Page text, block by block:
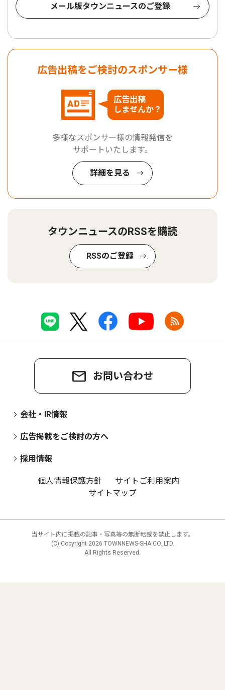
メール版タウンニュースのご登録
広告出稿をご検討のスポンサー様
広告出稿
しませんか？
多様なスポンサー様の情報発信を
サポートいたします。
詳細を見る
タウンニュースのRSSを購読
RSSのご登録
お問い合わせ
会社・IR情報
広告掲載をご検討の方へ
採用情報
個人情報保護方針
サイトご利用案内
サイトマップ
当サイト内に掲載の記事・写真等の無断転載を禁止します。
(C) Copyright 2026 TOWNNEWS-SHA CO.,LTD.
All Rights Reserved.